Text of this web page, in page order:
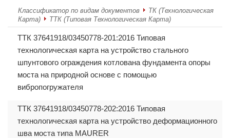
Классификатор по видам документов
ТК (Технологическая
Карта)
ТТК (Типовая Технологическая Карта)
ТТК 37641918/03450778-201:2016 Типовая
технологическая карта на устройство стального
шпунтового ограждения котлована фундамента опоры
моста на природной основе с помощью
вибропогружателя
ТТК 37641918/03450778-202:2016 Типовая
технологическая карта на устройство деформационного
шва моста типа MAURER